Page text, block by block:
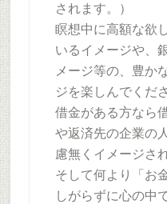
されます。）
瞑想中に高額な欲
いるイメージや、
メージ等の、豊か
ジを楽しんでくだ
借金がある方なら
や返済先の企業の
慮無くイメージさ
そして何より「お
しがらずに心の中